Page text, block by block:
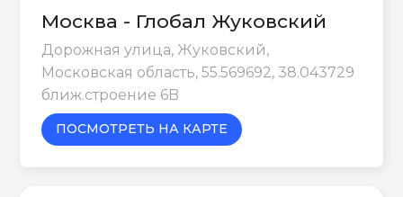
Москва - Глобал Жуковский
Дорожная улица, Жуковский,
Московская область, 55.569692, 38.043729
ближ.строение 6B
ПОСМОТРЕТЬ НА КАРТЕ